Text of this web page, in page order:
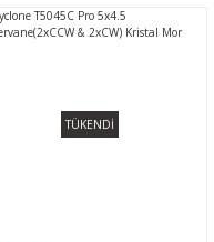
TÜKENDİ